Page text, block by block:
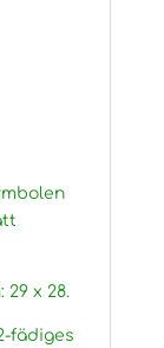
29 x 28.
fädiges